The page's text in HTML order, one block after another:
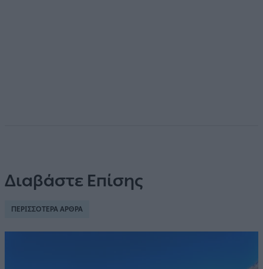
Διαβάστε Επίσης
ΠΕΡΙΣΣΟΤΕΡΑ ΑΡΘΡΑ